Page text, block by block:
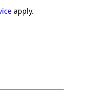
apply.